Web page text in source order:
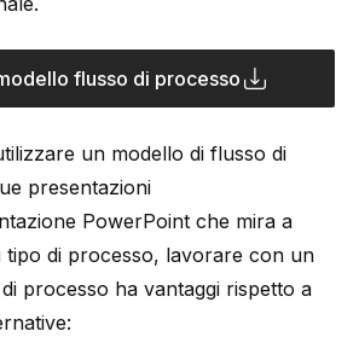
flusso di processo
un modello di flusso di
presentazioni
PowerPoint che mira a
tipo di processo, lavorare con un
processo ha vantaggi rispetto a